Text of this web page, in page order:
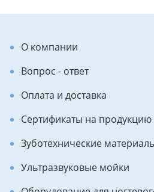
О компании
Вопрос - ответ
Оплата и доставка
Сертификаты на продукцию
Зуботехнические
Ультразвуковые мойки